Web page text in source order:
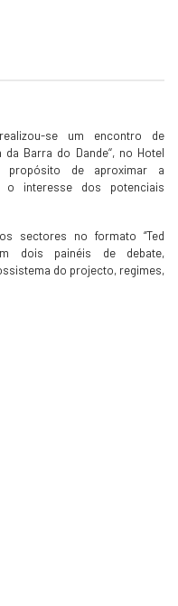
se um encontro de
Barra do Dande‘‘, no Hotel
propósito de aproximar a
o interesse dos potenciais
sectores no formato “Ted
dois painéis de debate,
do projecto, regimes,